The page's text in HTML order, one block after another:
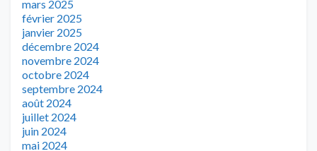
mars 2025
février 2025
janvier 2025
décembre 2024
novembre 2024
octobre 2024
septembre 2024
août 2024
juillet 2024
juin 2024
mai 2024